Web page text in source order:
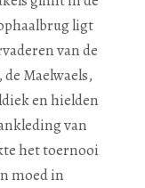
ligt
van de
Maelwaels,
en hielden
van
het toernooi
moed in